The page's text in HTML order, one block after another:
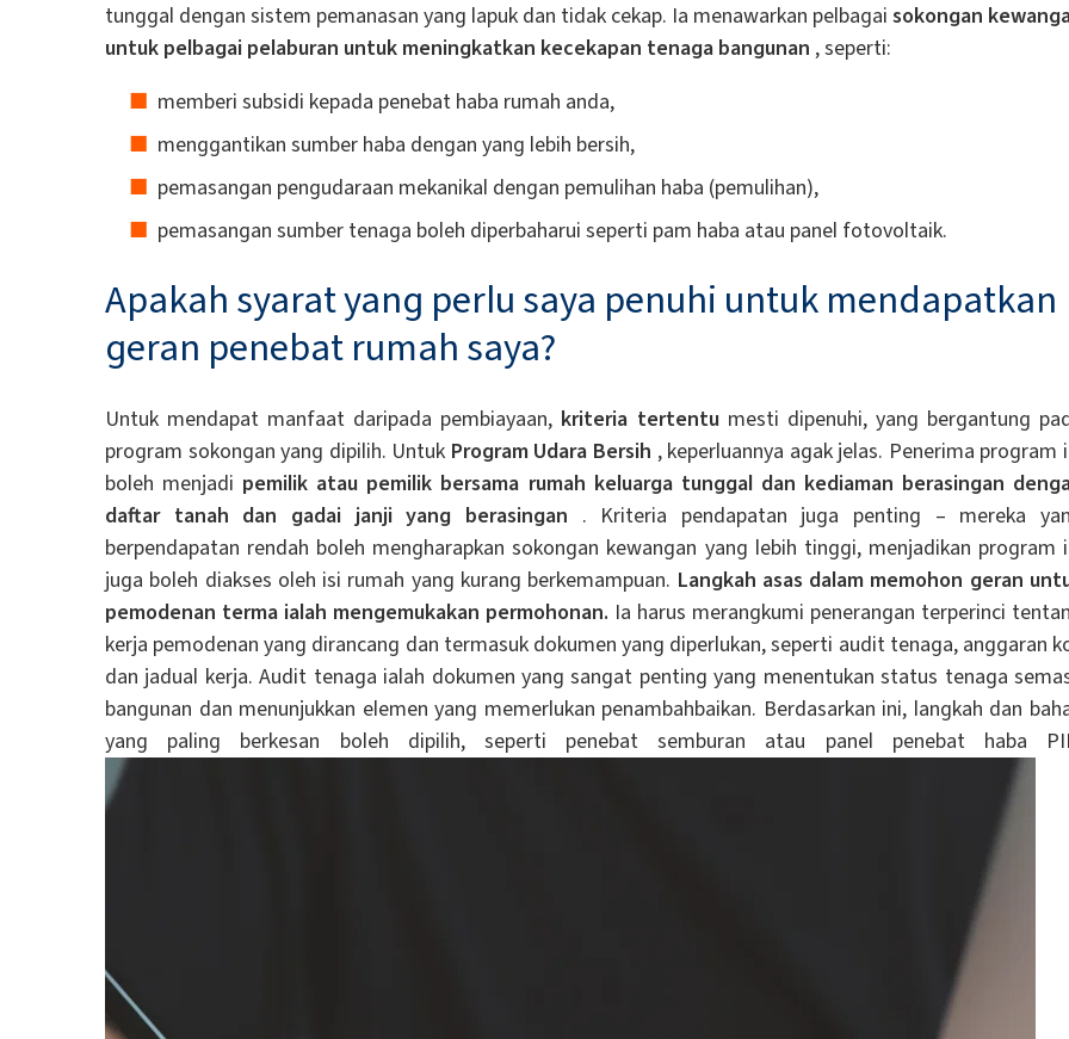
tunggal dengan sistem pemanasan yang lapuk dan tidak cekap. Ia menawarkan pelbagai sokongan
untuk pelbagai pelaburan untuk meningkatkan kecekapan tenaga bangunan , seperti:
memberi subsidi kepada penebat haba rumah anda,
menggantikan sumber haba dengan yang lebih bersih,
pemasangan pengudaraan mekanikal dengan pemulihan haba (pemulihan),
pemasangan sumber tenaga boleh diperbaharui seperti pam haba atau panel fotovoltaik.
Apakah syarat yang perlu saya penuhi untuk mendapatkan
geran penebat rumah saya?
Untuk mendapat manfaat daripada pembiayaan, kriteria tertentumesti dipenuhi, yang bergantung
program sokongan yang dipilih. Untuk Program Udara Bersih , keperluannya agak jelas. Penerima program
boleh menjadi pemilik atau pemilik bersama rumah keluarga tunggal dan kediaman berasingan
daftar tanah dan gadai janji yang berasingan . Kriteria pendapatan juga penting – mereka
berpendapatan rendah boleh mengharapkan sokongan kewangan yang lebih tinggi, menjadikan program
juga boleh diakses oleh isi rumah yang kurang berkemampuan. Langkah asas dalam memohon geran
pemodenan terma ialah mengemukakan permohonan. Ia harus merangkumi penerangan terperinci
kerja pemodenan yang dirancang dan termasuk dokumen yang diperlukan, seperti audit tenaga, anggaran
dan jadual kerja. Audit tenaga ialah dokumen yang sangat penting yang menentukan status tenaga
bangunan dan menunjukkan elemen yang memerlukan penambahbaikan. Berdasarkan ini, langkah dan
yang paling berkesan boleh dipilih, seperti penebat semburan atau panel penebat haba